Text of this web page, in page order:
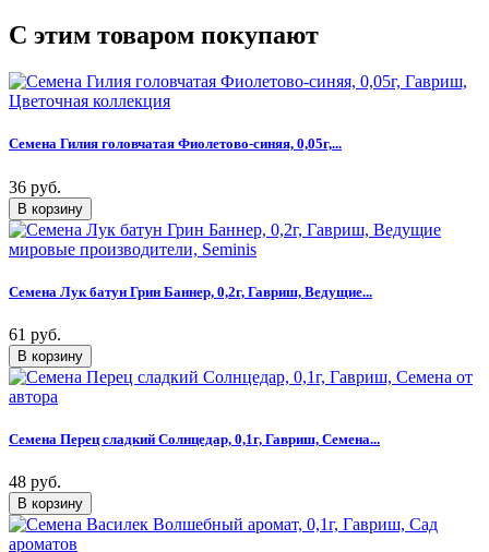
C этим товаром покупают
Семена Гилия головчатая Фиолетово-синяя, 0,05г,...
36 руб.
Семена Лук батун Грин Баннер, 0,2г, Гавриш, Ведущие...
61 руб.
Семена Перец сладкий Солнцедар, 0,1г, Гавриш, Семена...
48 руб.